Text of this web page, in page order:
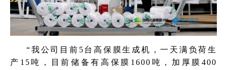
“我公司目前5台高保膜生成机，一天满负荷生
产15吨，目前储备有高保膜1600吨，加厚膜400